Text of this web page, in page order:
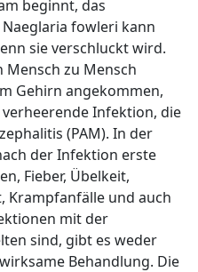
beginnt, das
fowleri kann
sie verschluckt wird.
zu Mensch
Gehirn angekommen,
Infektion, die
(PAM). In der
der Infektion erste
Fieber, Übelkeit,
Krampfanfälle und auch
mit der
sind, gibt es weder
Behandlung. Die